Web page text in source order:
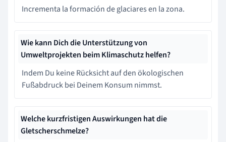
Incrementa la formación de glaciares en la zona.
Wie kann Dich die Unterstützung von
Umweltprojekten beim Klimaschutz helfen?
Indem Du keine Rücksicht auf den ökologischen
Fußabdruck bei Deinem Konsum nimmst.
Welche kurzfristigen Auswirkungen hat die
Gletscherschmelze?